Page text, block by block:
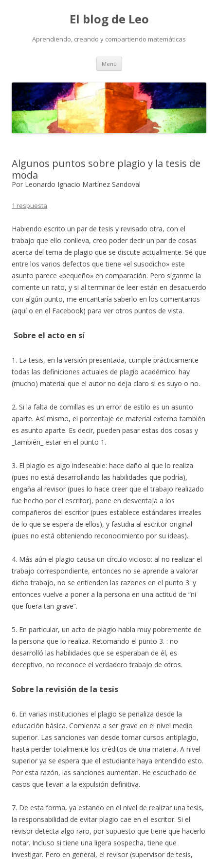
El blog de Leo
Aprendiendo, creando y compartiendo matemáticas
Menú Saltar
contenido
Algunos puntos sobre plagio y la tesis de
moda
Por Leonardo Ignacio Martínez Sandoval
1 respuesta
Habiendo escrito un par de tesis y revisado otra, con el
trabajo que ello conlleva, creo poder decir un par de cosas
acerca del tema de plagio que se discute actualmente. Sé que
entre los varios defectos que tiene «el susodicho» este
asunto parece «pequeño» en comparación. Pero síganme la
corriente un rato, y si al terminar de leer están en desacuerdo
con algún punto, me encantaría saberlo en los comentarios
(aquí o en el Facebook) para ver otros puntos de vista.
Sobre el acto en sí
1. La tesis, en la versión presentada, cumple prácticamente
todas las definiciones actuales de plagio académico: hay
(mucho) material que el autor no deja claro si es suyo o no.
2. Si la falta de comillas es un error de estilo es un asunto
aparte. Así mismo, el porcentaje de material externo también
es asunto aparte. Es decir, pueden pasar estas dos cosas y
_también_ estar en el punto 1.
3. El plagio es algo indeseable: hace daño al que lo realiza
(pues no está desarrollando las habilidades que podría),
engaña al revisor (pues lo hace creer que el trabajo realizado
fue hecho por el escritor), pone en desventaja a los
compañeros del escritor (pues establece estándares irreales
de lo que se espera de ellos), y fastidia al escritor original
(pues no está obteniendo reconocimiento por su ideas).
4. Más aún el plagio causa un círculo vicioso: al no realizar el
trabajo correspondiente, entonces no se aprende a valorar
dicho trabajo, no se entienden las razones en el punto 3. y
entonces vuelve a poner a la persona en una actitud de “ni
que fuera tan grave”.
5. En particular, un acto de plagio habla muy pobremente de
la persona que lo realiza. Retomando el punto 3. : no
desarrolló las habilidades que se esperaban de él, es
deceptivo, no reconoce el verdadero trabajo de otros.
Sobre la revisión de la tesis
6. En varias instituciones el plagio se penaliza desde la
educación básica. Comienza a ser grave en el nivel medio
superior. Las sanciones van desde tomar cursos antiplagio,
hasta perder totalmente los créditos de una materia. A nivel
superior ya se espera que el estudiante haya entendido esto.
Por esta razón, las sanciones aumentan. He escuchado de
casos que llevan a la expulsión definitiva.
7. De esta forma, ya estando en el nivel de realizar una tesis,
la responsabilidad de evitar plagio cae en el escritor. Si el
revisor detecta algo raro, por supuesto que tiene que hacerlo
notar. Incluso si tiene una ligera sospecha, tiene que
investigar. Pero en general, el revisor (supervisor de tesis,